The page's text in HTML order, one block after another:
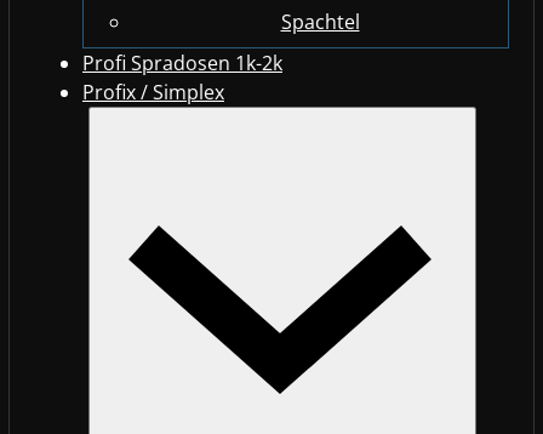
Spachtel
Profi Spradosen 1k-2k
Profix / Simplex